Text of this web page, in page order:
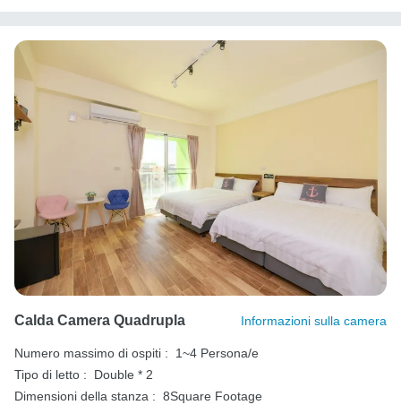
Calda Camera Quadrupla Informazioni sulla camera
Numero massimo di ospiti :
1~4 Persona/e
Tipo di letto :
Double * 2
Dimensioni della stanza : 8Square Footage